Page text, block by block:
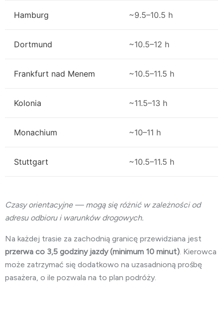
Hamburg ~9.5–10.5 h
Dortmund ~10.5–12 h
Frankfurt nad Menem ~10.5–11.5 h
Kolonia ~11.5–13 h
Monachium ~10–11 h
Stuttgart ~10.5–11.5 h
Czasy orientacyjne — mogą się różnić w zależności od
adresu odbioru i warunków drogowych.
Na każdej trasie za zachodnią granicę przewidziana jest
przerwa co 3,5 godziny jazdy (minimum 10 minut) . Kierowca
może zatrzymać się dodatkowo na uzasadnioną prośbę
pasażera, o ile pozwala na to plan podróży.